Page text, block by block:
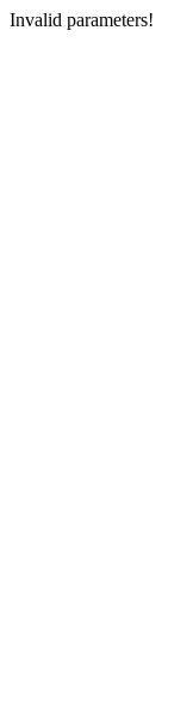
Invalid parameters!